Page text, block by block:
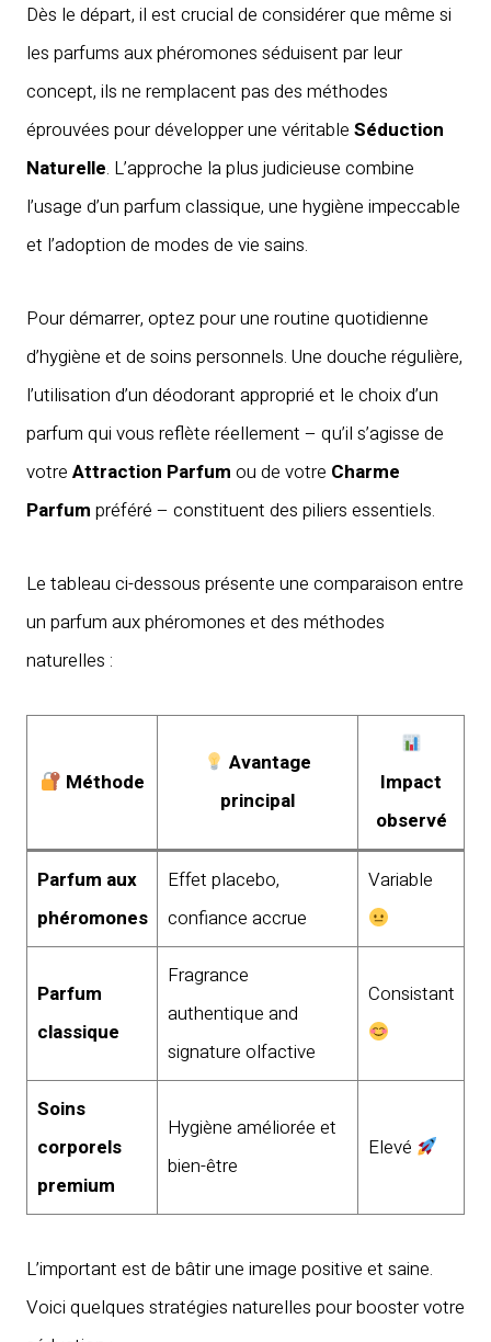
Dès le départ, il est crucial de considérer que même si
les parfums aux phéromones séduisent par leur
concept, ils ne remplacent pas des méthodes
éprouvées pour développer une véritable Séduction
Naturelle. L’approche la plus judicieuse combine
l’usage d’un parfum classique, une hygiène impeccable
et l’adoption de modes de vie sains.
Pour démarrer, optez pour une routine quotidienne
d’hygiène et de soins personnels. Une douche régulière,
l’utilisation d’un déodorant approprié et le choix d’un
parfum qui vous reflète réellement – qu’il s’agisse de
votre Attraction Parfum ou de votre Charme
Parfum préféré – constituent des piliers essentiels.
Le tableau ci-dessous présente une comparaison entre
un parfum aux phéromones et des méthodes
naturelles :
Méthode
Avantage
principal
Impact
observé
Parfum aux
phéromones
Effet placebo,
confiance accrue
Variable
Parfum
classique
Fragrance
authentique and
signature olfactive
Consistant
Soins
corporels
premium
Hygiène améliorée et
bien-être
Elevé
L’important est de bâtir une image positive et saine.
Voici quelques stratégies naturelles pour booster votre